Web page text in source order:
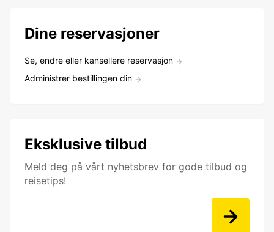
Dine reservasjoner
Se, endre eller kansellere reservasjon
Administrer bestillingen din
Eksklusive tilbud
Meld deg på vårt nyhetsbrev for gode tilbud og
reisetips!